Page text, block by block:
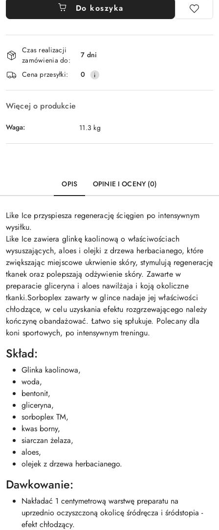
Do koszyka
Dostępność
i
dostawa
Czas realizacji
zamówienia do:
7 dni
Cena przesyłki:
0
Więcej o produkcie
Waga: 11.3 kg
OPIS OPINIE I OCENY (0)
Like Ice przyspiesza regenerację ścięgien po intensywnym
wysiłku.
Like Ice zawiera glinkę kaolinową o właściwościach
wysuszających, aloes i olejki z drzewa herbacianego, które
zwiększając miejscowe ukrwienie skóry, stymulują regenerację
tkanek oraz polepszają odżywienie skóry. Zawarte w
preparacie gliceryna i aloes nawilżaja i koją okoliczne
tkanki.Sorboplex zawarty w glince nadaje jej właściwości
chłodzące, w celu uzyskania efektu rozgrzewającego należy
kończynę obandażować. Łatwo się spłukuje. Polecany dla
koni sportowych, po intensywnym treningu.
Skład:
Glinka kaolinowa,
woda,
bentonit,
gliceryna,
sorboplex TM,
kwas borny,
siarczan żelaza,
aloes,
olejek z drzewa herbacianego.
Dawkowanie:
Nakładać 1 centymetrową warstwę preparatu na
uprzednio oczyszczoną okolicę śródręcza i śródstopia -
efekt chłodzący.